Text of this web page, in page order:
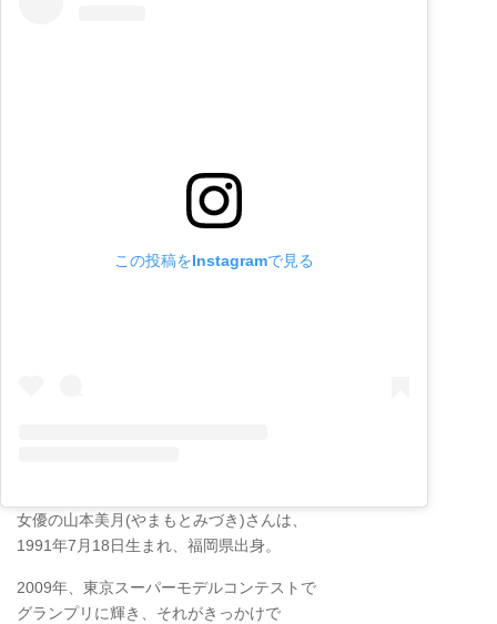
この投稿をInstagramで見る
女優の山本美月(やまもとみづき)さんは、
1991年7月18日生まれ、福岡県出身。
2009年、東京スーパーモデルコンテストで
グランプリに輝き、それがきっかけで